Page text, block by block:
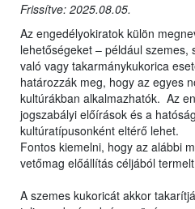
Frissítve: 2025.08.05.
Az engedélyokiratok külön
lehetőségeket – például
való vagy takarmánykukorica
határozzák meg, hogy az egyes
kultúrákban alkalmazhatók. Az
jogszabályi előírások és a
kultúratípusonként eltérő lehet.
Fontos kiemelni, hogy az alábbi
vetőmag előállítás céljából
A szemes kukoricát akkor